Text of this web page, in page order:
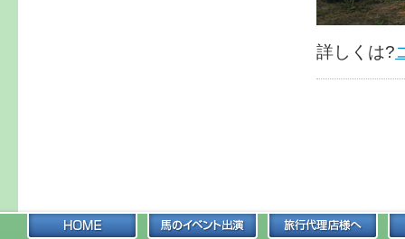
詳しくは?